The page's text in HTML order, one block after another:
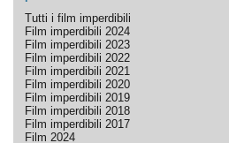
Tutti i film imperdibili
Film imperdibili 2024
Film imperdibili 2023
Film imperdibili 2022
Film imperdibili 2021
Film imperdibili 2020
Film imperdibili 2019
Film imperdibili 2018
Film imperdibili 2017
Film 2024